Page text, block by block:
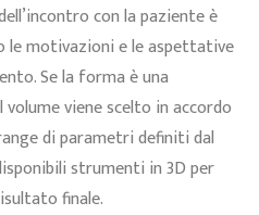
con la paziente è
le motivazioni e le aspettative
Se la forma è una
viene scelto in accordo
di parametri definiti dal
strumenti in 3D per
finale.